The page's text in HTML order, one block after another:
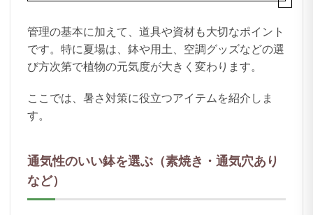
管理の基本に加えて、道具や資材も大切なポイント
です。特に夏場は、鉢や用土、空調グッズなどの選
び方次第で植物の元気度が大きく変わります。
ここでは、暑さ対策に役立つアイテムを紹介しま
す。
通気性のいい鉢を選ぶ（素焼き・通気穴あり
など）